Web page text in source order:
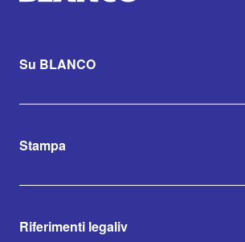
Su BLANCO
Stampa
Riferimenti legaliv